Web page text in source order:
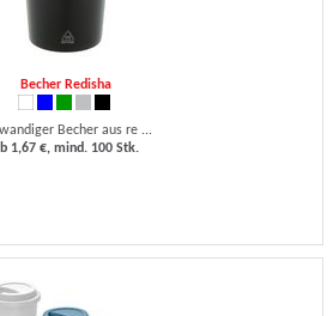
Becher Redisha
Becher aus re ...
1,67 €, mind. 100 Stk.